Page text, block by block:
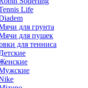
Life
для грунта
для пушек
для тенниса